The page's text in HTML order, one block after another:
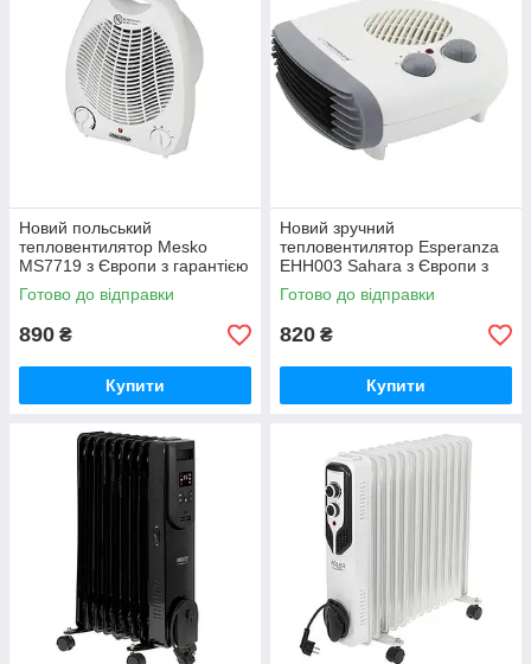
Новий польський
тепловентилятор Mesko
MS7719 з Європи з гарантією
Готово до відправки
890 ₴
Купити
Новий зручний
тепловентилятор Esperanza
EHH003 Sahara з Європи з
гарантією
Готово до відправки
820 ₴
Купити